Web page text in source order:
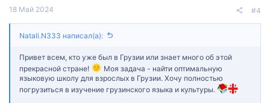
18 Май 2024 #4
Natali.N333 написал(а):
Привет всем, кто уже был в Грузии или знает много об этой
прекрасной стране!
Моя задача - найти оптимальную
языковую школу для взрослых в Грузии. Хочу полностью
погрузиться в изучение грузинского языка и культуры.